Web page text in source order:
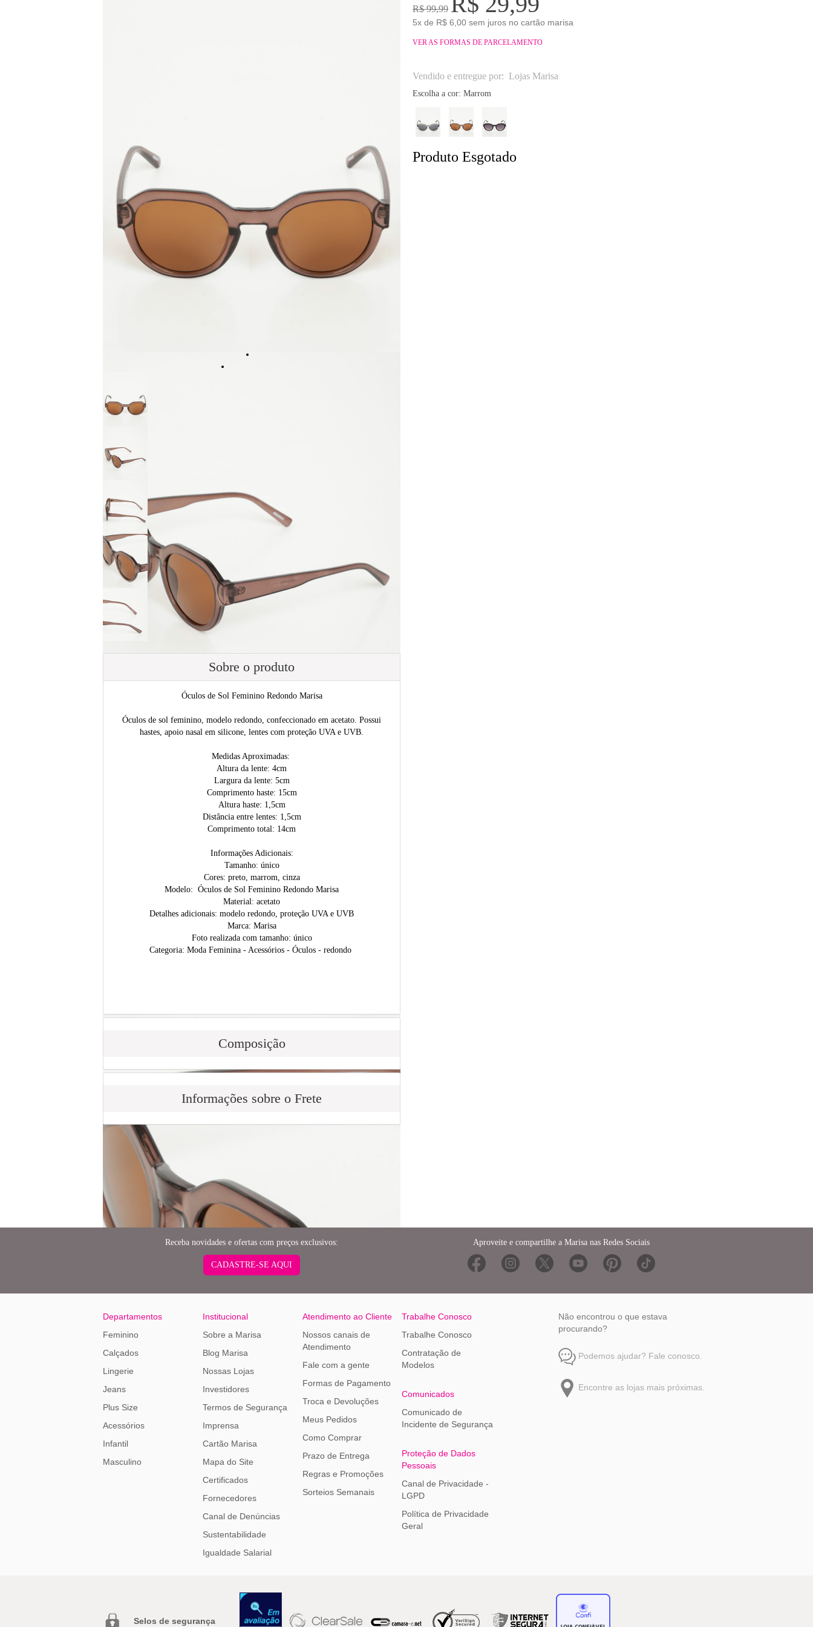
Sobre o produto
Óculos de Sol Feminino Redondo Marisa
Óculos de sol feminino, modelo redondo, confeccionado em acetato. Possui
hastes, apoio nasal em silicone, lentes com proteção UVA e UVB.
Medidas Aproximadas:
Altura da lente: 4cm
Largura da lente: 5cm
Comprimento haste: 15cm
Altura haste: 1,5cm
Distância entre lentes: 1,5cm
Comprimento total: 14cm
Informações Adicionais:
Tamanho: único
Cores: preto, marrom, cinza
Modelo: Óculos de Sol Feminino Redondo Marisa
Material: acetato
Detalhes adicionais: modelo redondo, proteção UVA e UVB
Marca: Marisa
Foto realizada com tamanho: único
Categoria: Moda Feminina - Acessórios - Óculos - redondo
Composição
Informações sobre o Frete
R$ 99,99
5x de R$ 6,00 sem juros no cartão marisa
VER AS FORMAS DE PARCELAMENTO
Vendido e entregue por: Lojas Marisa
Escolha a cor: Marrom
Produto Esgotado
Receba novidades e ofertas com preços exclusivos:
CADASTRE-SE AQUI
Aproveite e compartilhe a Marisa nas Redes Sociais
Não encontrou o que estava
procurando?
Podemos ajudar? Fale conosco.
Encontre as lojas mais próximas.
Departamentos
Feminino
Calçados
Lingerie
Jeans
Plus Size
Acessórios
Infantil
Masculino
Institucional
Sobre a Marisa
Blog Marisa
Nossas Lojas
Investidores
Termos de Segurança
Imprensa
Cartão Marisa
Mapa do Site
Certificados
Fornecedores
Canal de Denúncias
Sustentabilidade
Igualdade Salarial
Atendimento ao Cliente
Nossos canais de
Atendimento
Fale com a gente
Formas de Pagamento
Troca e Devoluções
Meus Pedidos
Como Comprar
Prazo de Entrega
Regras e Promoções
Sorteios Semanais
Trabalhe Conosco
Trabalhe Conosco
Contratação de
Modelos
Comunicados
Comunicado de
Incidente de Segurança
Proteção de Dados
Pessoais
Canal de Privacidade -
LGPD
Política de Privacidade
Geral
Selos de segurança